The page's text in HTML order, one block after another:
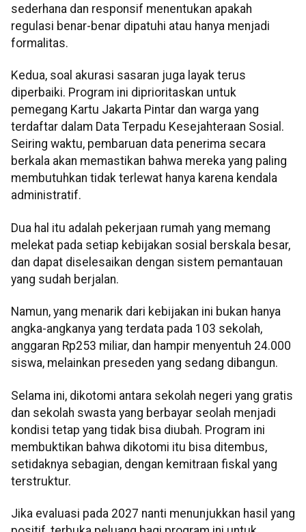
sederhana dan responsif menentukan apakah
regulasi benar-benar dipatuhi atau hanya menjadi
formalitas.
Kedua, soal akurasi sasaran juga layak terus
diperbaiki. Program ini diprioritaskan untuk
pemegang Kartu Jakarta Pintar dan warga yang
terdaftar dalam Data Terpadu Kesejahteraan Sosial.
Seiring waktu, pembaruan data penerima secara
berkala akan memastikan bahwa mereka yang paling
membutuhkan tidak terlewat hanya karena kendala
administratif.
Dua hal itu adalah pekerjaan rumah yang memang
melekat pada setiap kebijakan sosial berskala besar,
dan dapat diselesaikan dengan sistem pemantauan
yang sudah berjalan.
Namun, yang menarik dari kebijakan ini bukan hanya
angka-angkanya yang terdata pada 103 sekolah,
anggaran Rp253 miliar, dan hampir menyentuh 24.000
siswa, melainkan preseden yang sedang dibangun.
Selama ini, dikotomi antara sekolah negeri yang gratis
dan sekolah swasta yang berbayar seolah menjadi
kondisi tetap yang tidak bisa diubah. Program ini
membuktikan bahwa dikotomi itu bisa ditembus,
setidaknya sebagian, dengan kemitraan fiskal yang
terstruktur.
Jika evaluasi pada 2027 nanti menunjukkan hasil yang